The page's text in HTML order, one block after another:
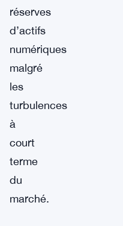
réserves
d’actifs
numériques
malgré
les
turbulences
à
court
terme
du
marché.